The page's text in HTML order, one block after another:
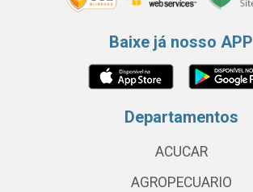
Baixe já nosso APP
Departamentos
ACUCAR
AGROPECUARIO